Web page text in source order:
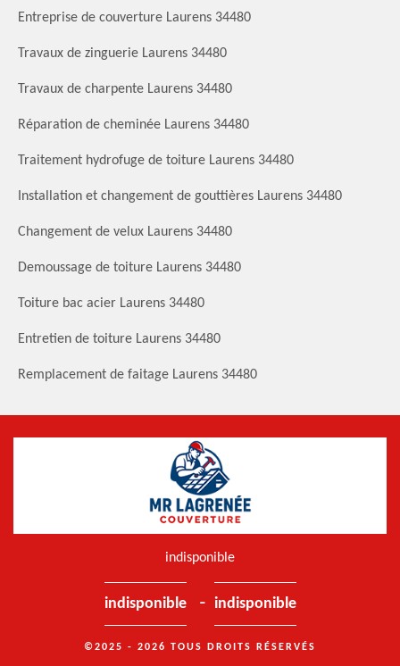
Entreprise de couverture Laurens 34480
Travaux de zinguerie Laurens 34480
Travaux de charpente Laurens 34480
Réparation de cheminée Laurens 34480
Traitement hydrofuge de toiture Laurens 34480
Installation et changement de gouttières Laurens 34480
Changement de velux Laurens 34480
Demoussage de toiture Laurens 34480
Toiture bac acier Laurens 34480
Entretien de toiture Laurens 34480
Remplacement de faitage Laurens 34480
indisponible
indisponible - indisponible
©2025 - 2026 TOUS DROITS RÉSERVÉS